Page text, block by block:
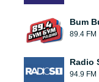
Bum
89.4 FM
Radio
94.9 FM